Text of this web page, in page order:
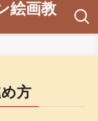
絵画教
方